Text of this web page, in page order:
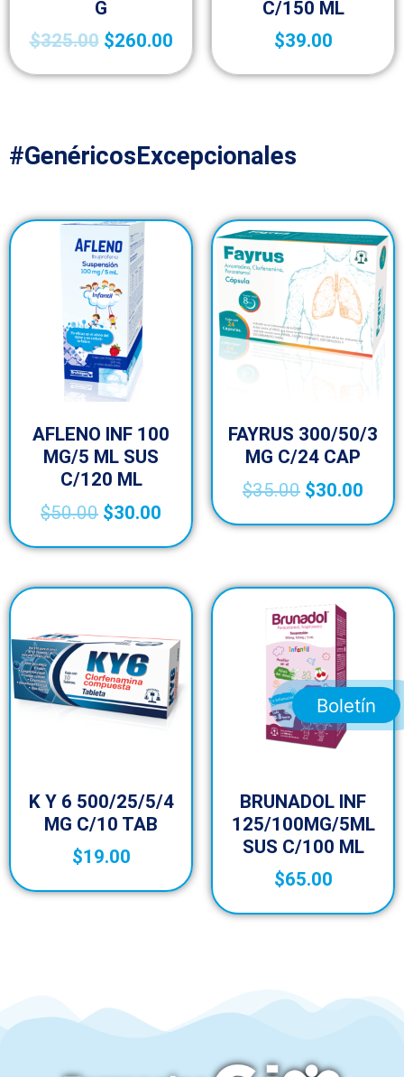
G
$325.00 $260.00
C/150 ML
$39.00
#GenéricosExcepcionales
AFLENO INF 100
MG/5 ML SUS
C/120 ML
$50.00 $30.00
FAYRUS 300/50/3
MG C/24 CAP
$35.00 $30.00
K Y 6 500/25/5/4
MG C/10 TAB
$19.00
BRUNADOL INF
125/100MG/5ML
SUS C/100 ML
$65.00
Boletín